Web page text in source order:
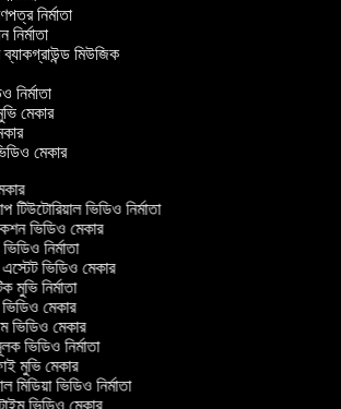
নির্মাতা
নির্মাতা
ব্যাকগ্রাউন্ড মিউজিক
নির্মাতা
মেকার
মেকার
ভিডিও নির্মাতা
ভিডিও মেকার
নির্মাতা
ভিডিও মেকার
মুভি নির্মাতা
মেকার
ভিডিও মেকার
ভিডিও নির্মাতা
মুভি মেকার
ভিডিও নির্মাতা